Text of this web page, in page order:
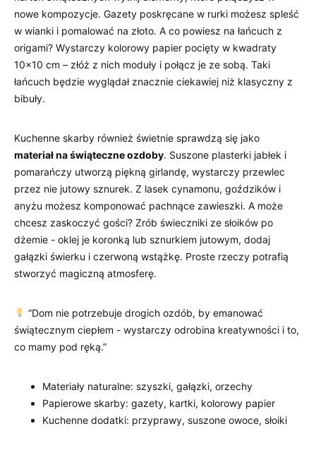
nowe kompozycje. ⁤Gazety poskręcane w ‍rurki możesz spleść
w wianki i pomalować ‍na ⁢złoto.⁤ A co powiesz‍ na łańcuch z⁢
origami? Wystarczy kolorowy papier pocięty w ⁢kwadraty
10×10 ‍cm – złóż z nich moduły i połącz je ze sobą. Taki
łańcuch ​będzie wyglądał znacznie ciekawiej niż klasyczny z
bibuły.
Kuchenne ​skarby również świetnie sprawdzą się jako ⁣
materiał na świąteczne ozdoby.‍ Suszone plasterki jabłek i
pomarańczy ‍utworzą⁣ piękną girlandę, wystarczy przewlec‌
przez nie jutowy sznurek.‍ Z lasek cynamonu, goździków i
anyżu ⁣możesz komponować pachnące ‌zawieszki. A‌ może
chcesz⁣ zaskoczyć gości?⁣ Zrób⁢ świeczniki ze słoików ⁢po
dżemie -⁢ oklej je koronką lub sznurkiem ⁢jutowym, ⁢dodaj​
gałązki świerku i ​czerwoną wstążkę. Proste rzeczy potrafią
stworzyć magiczną atmosferę.
“Dom nie potrzebuje drogich ozdób, ⁢by emanować
świątecznym ciepłem ⁢- wystarczy odrobina kreatywności i‌ to,
co⁤ mamy pod ⁢ręką.”
Materiały naturalne: szyszki, ⁣gałązki, orzechy
Papierowe​ skarby:‌ gazety, ⁤kartki,⁣ kolorowy papier
Kuchenne dodatki: przyprawy, suszone owoce, ⁤słoiki